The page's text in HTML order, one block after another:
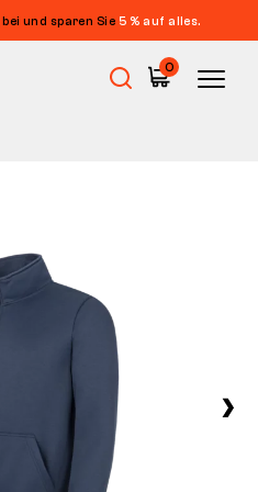
bei und sparen Sie 5 % auf alles.
0